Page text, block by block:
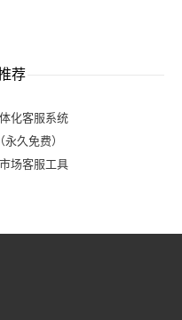
荐
化客服系统
久免费）
市场客服工具